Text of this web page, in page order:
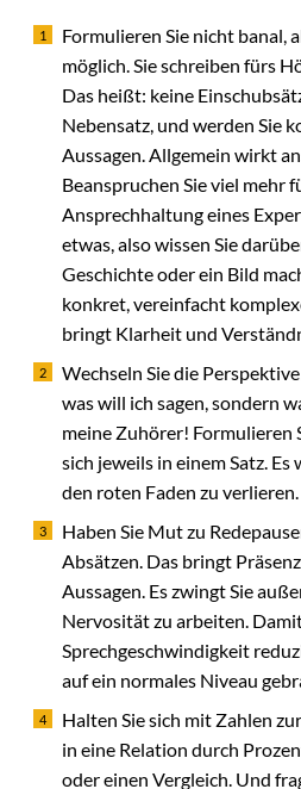
Formulieren Sie nicht banal,
möglich. Sie schreiben fürs
Das heißt: keine
Nebensatz, und werden Sie
Aussagen. Allgemein wirkt
Beanspruchen Sie viel mehr
Ansprechhaltung eines
etwas, also wissen Sie
Geschichte oder ein Bild
konkret, vereinfacht
bringt Klarheit und
Wechseln Sie die
was will ich sagen, sondern
meine Zuhörer! Formulieren
sich jeweils in einem Satz.
den roten Faden zu verlieren.
Haben Sie Mut zu
Absätzen. Das bringt
Aussagen. Es zwingt Sie
Nervosität zu arbeiten.
Sprechgeschwindigkeit
auf ein normales Niveau
Halten Sie sich mit Zahlen
in eine Relation durch
oder einen Vergleich. Und